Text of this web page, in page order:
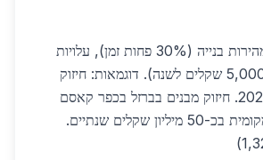
יתרונות כלליים: מהירות בנייה (30% פחות זמן), עלויות
תחזוקה נמוכות (5,000 שקלים לשנה). דוגמאות: חיזוק
10 בתי ספר ב-2026. חיזוק מבנים בברזל בכפר קאסם
תורם לכלכלה המקומית בכ-50 מיליון שקלים שנתיים.